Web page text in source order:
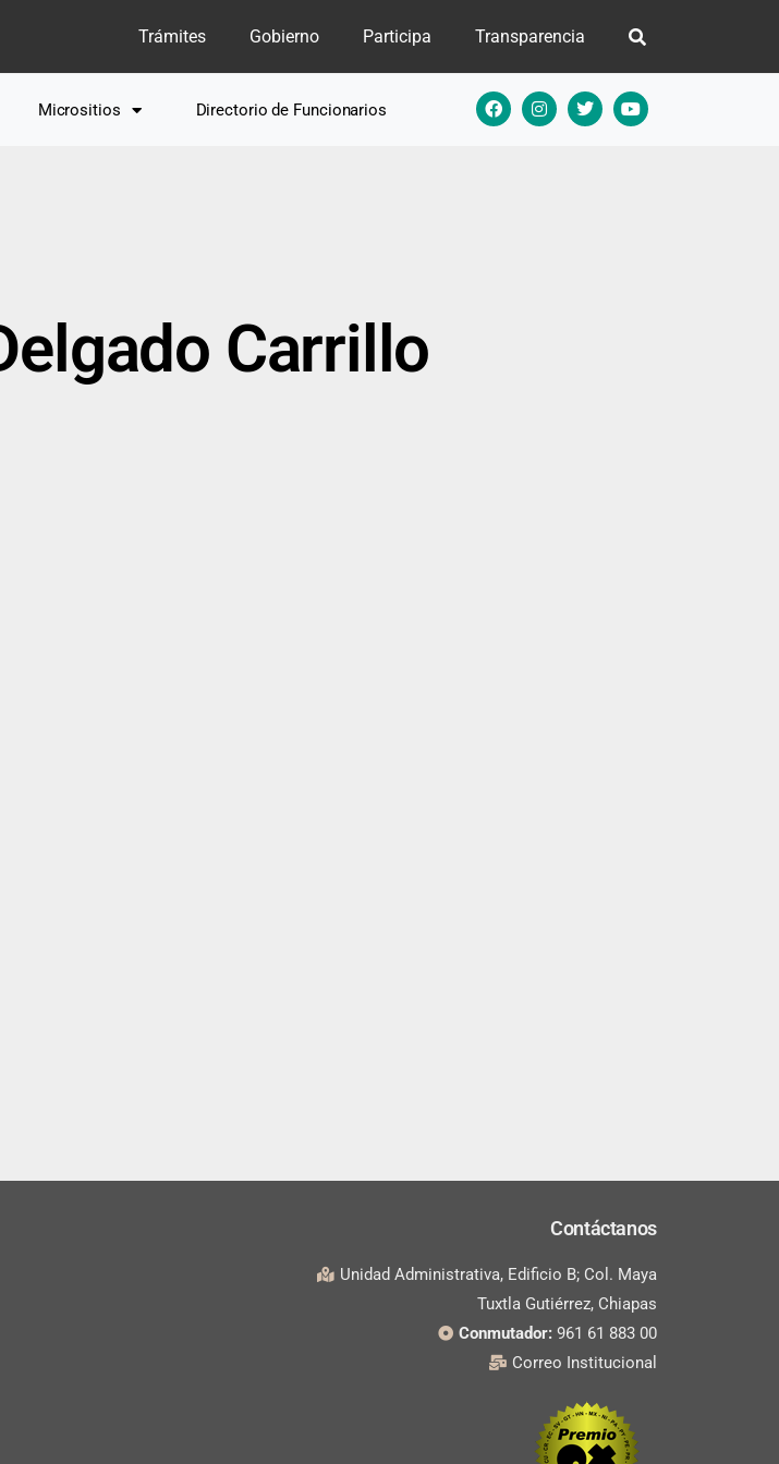
Trámites Gobierno Participa Transparencia
Micrositios Directorio de Funcionarios
Carrillo
Contáctanos
Unidad Administrativa, Edificio B; Col. Maya
Tuxtla Gutiérrez, Chiapas
Conmutador: 961 61 883 00
Correo Institucional